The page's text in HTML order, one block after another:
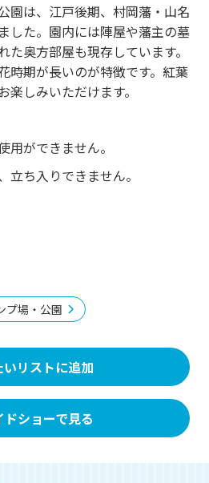
園は、江戸後期、村岡藩・山名
した。園内には陣屋や藩主の墓
た奥方部屋も現存しています。
時期が長いのが特徴です。紅葉
しみいただけます。
ができません。
ち入りできません。
プ場・公園
リストに追加
ドショーで見る